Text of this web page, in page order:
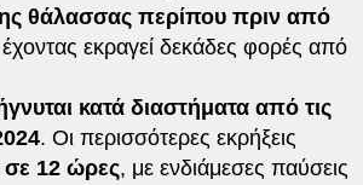
θάλασσας περίπου πριν από
εκραγεί δεκάδες φορές από
κατά διαστήματα από τις
. Οι περισσότερες εκρήξεις
σε 12 ώρες, με ενδιάμεσες παύσεις